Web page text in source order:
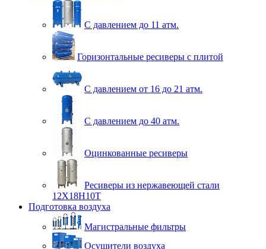
С давлением до 11 атм.
Горизонтальные ресиверы с плитой
С давлением от 16 до 21 атм.
С давлением до 40 атм.
Оцинкованные ресиверы
Ресиверы из нержавеющей стали
12Х18Н10Т
Подготовка воздуха
Магистральные фильтры
Осушители воздуха